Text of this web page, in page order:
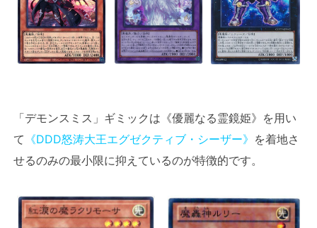
「デモンスミス」ギミックは《優麗なる霊鏡姫》を用い
て 《DDD怒涛大王エグゼクティブ・シーザー》 を着地さ
せるのみの最小限に抑えているのが特徴的です。